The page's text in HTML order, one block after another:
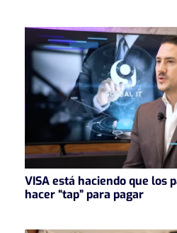
VISA está haciendo que los
hacer “tap” para pagar